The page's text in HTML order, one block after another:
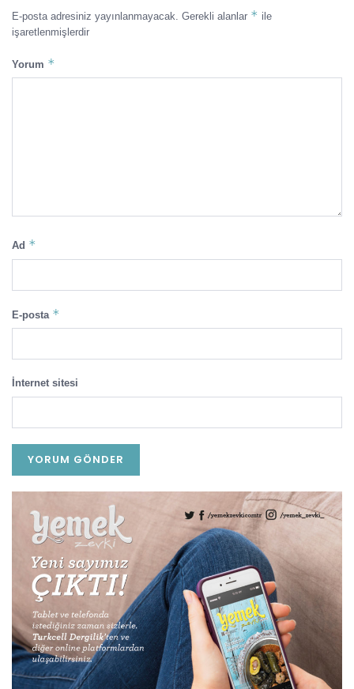
E-posta adresiniz yayınlanmayacak. Gerekli alanlar * ile
işaretlenmişlerdir
Yorum *
Ad *
E-posta *
İnternet sitesi